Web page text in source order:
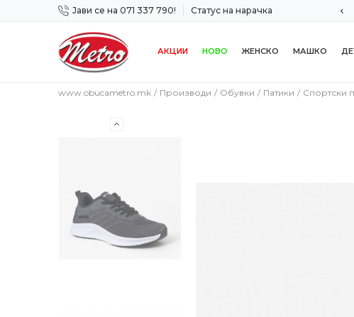
Јави се на 071 337 790! Статус на нарачка
Сигурно плаќање со платежна картичка!
АКЦИИ НОВО ЖЕНСКО МАШКО
www.obucametro.mk Производи Обувки Патики Спортски